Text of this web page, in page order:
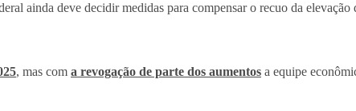
ainda deve decidir medidas para compensar o recuo da
, mas com a revogação de parte dos aumentos a equipe